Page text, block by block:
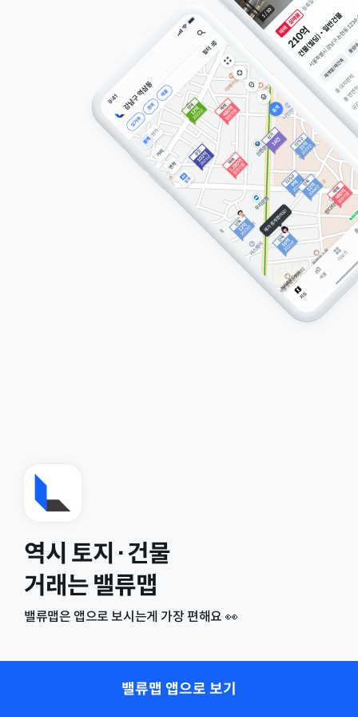
역시 토지·건물
거래는 밸류맵
밸류맵은 앱으로 보시는게 가장 편해요 👀
밸류맵 앱으로 보기